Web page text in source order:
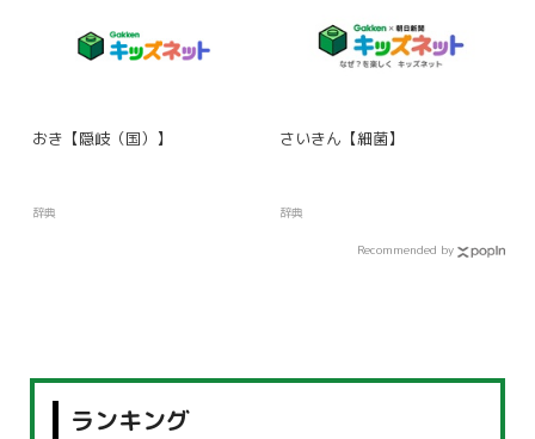
おき【隠岐（国）】
辞典
さいきん【細菌】
辞典
Recommended by
ランキング